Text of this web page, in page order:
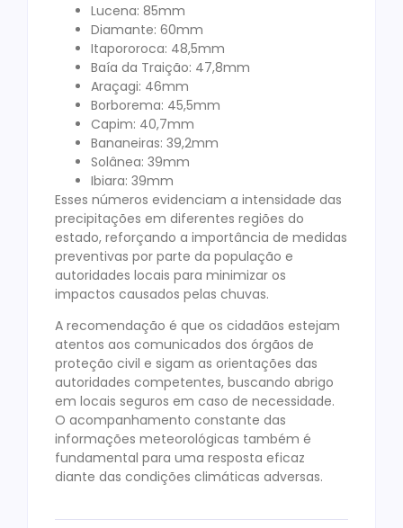
Lucena: 85mm
Diamante: 60mm
Itapororoca: 48,5mm
Baía da Traição: 47,8mm
Araçagi: 46mm
Borborema: 45,5mm
Capim: 40,7mm
Bananeiras: 39,2mm
Solânea: 39mm
Ibiara: 39mm
Esses números evidenciam a intensidade das
precipitações em diferentes regiões do
estado, reforçando a importância de medidas
preventivas por parte da população e
autoridades locais para minimizar os
impactos causados pelas chuvas.
A recomendação é que os cidadãos estejam
atentos aos comunicados dos órgãos de
proteção civil e sigam as orientações das
autoridades competentes, buscando abrigo
em locais seguros em caso de necessidade.
O acompanhamento constante das
informações meteorológicas também é
fundamental para uma resposta eficaz
diante das condições climáticas adversas.